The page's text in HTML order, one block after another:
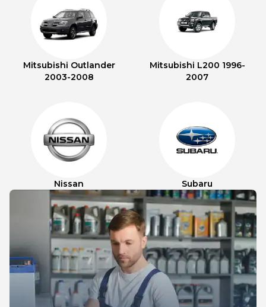
Mitsubishi Outlander
2003-2008
Mitsubishi L200 1996-
2007
Nissan Subaru